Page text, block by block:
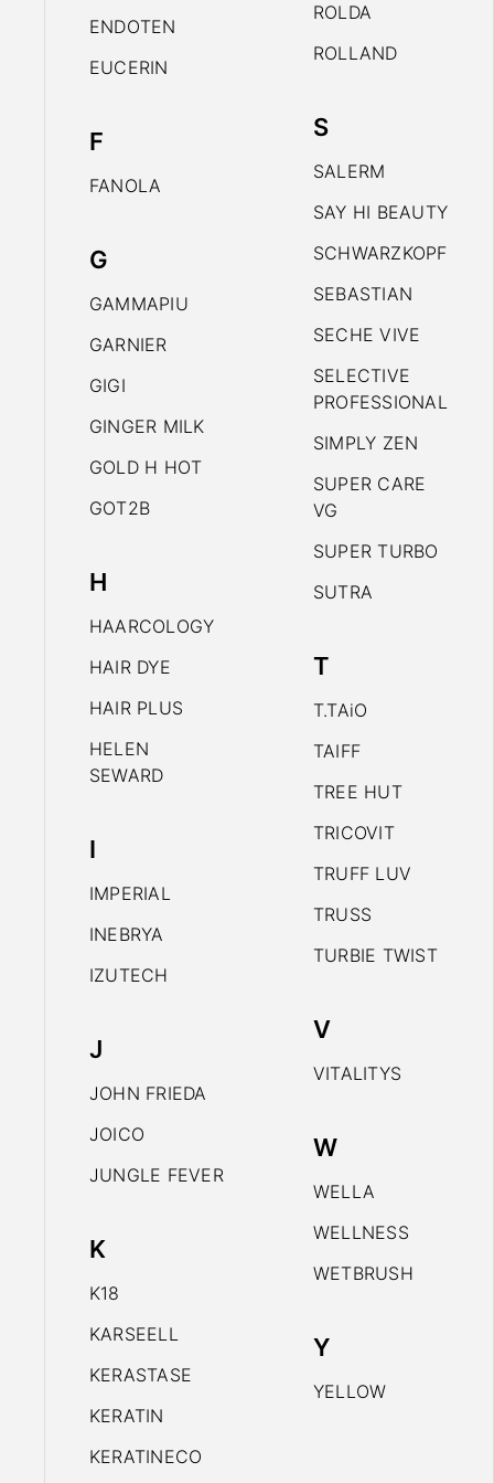
ENDOTEN
EUCERIN
F
FANOLA
G
GAMMAPIU
GARNIER
GIGI
GINGER MILK
GOLD H HOT
GOT2B
H
HAARCOLOGY
HAIR DYE
HAIR PLUS
HELEN
SEWARD
I
IMPERIAL
INEBRYA
IZUTECH
J
JOHN FRIEDA
JOICO
JUNGLE FEVER
K
K18
KARSEELL
KERASTASE
KERATIN
KERATINECO
ROLDA
ROLLAND
S
SALERM
SAY HI BEAUTY
SCHWARZKOPF
SEBASTIAN
SECHE VIVE
SELECTIVE
PROFESSIONAL
SIMPLY ZEN
SUPER CARE
VG
SUPER TURBO
SUTRA
T
T.TAiO
TAIFF
TREE HUT
TRICOVIT
TRUFF LUV
TRUSS
TURBIE TWIST
V
VITALITYS
W
WELLA
WELLNESS
WETBRUSH
Y
YELLOW